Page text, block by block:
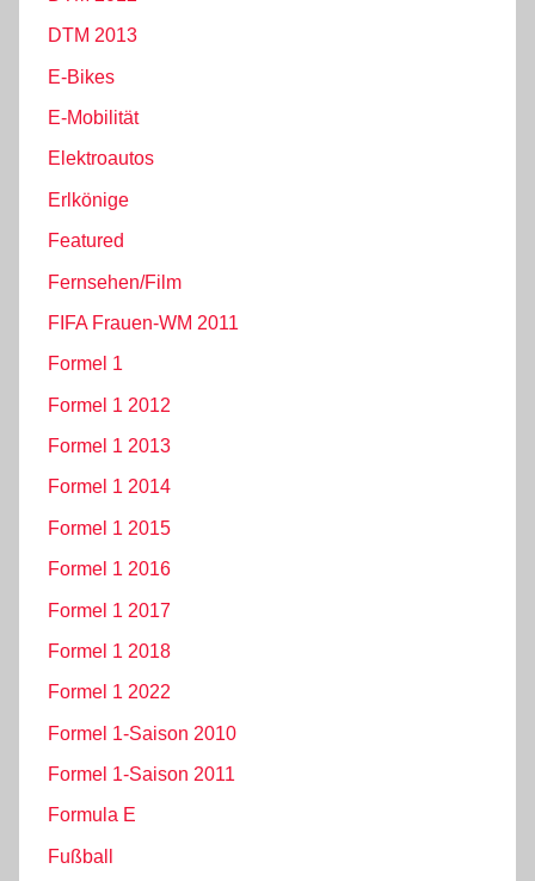
DTM 2013
E-Bikes
E-Mobilität
Elektroautos
Erlkönige
Featured
Fernsehen/Film
FIFA Frauen-WM 2011
Formel 1
Formel 1 2012
Formel 1 2013
Formel 1 2014
Formel 1 2015
Formel 1 2016
Formel 1 2017
Formel 1 2018
Formel 1 2022
Formel 1-Saison 2010
Formel 1-Saison 2011
Formula E
Fußball